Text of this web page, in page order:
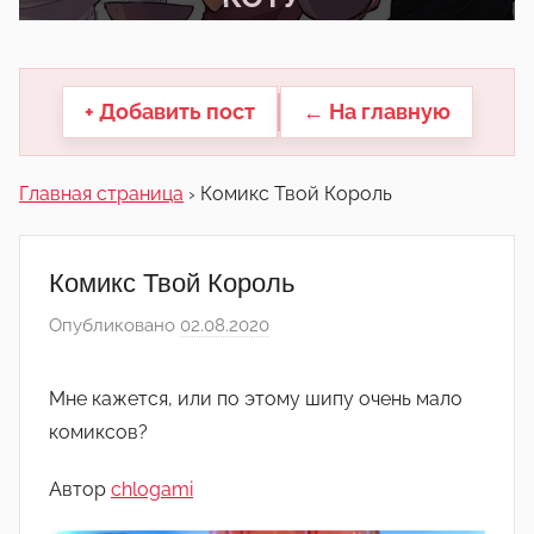
другие.
+ Добавить пост ← На главную
Главная страница › Комикс Твой Король
Комикс Твой Король
Опубликовано 02.08.2020
Мне кажется, или по этому шипу очень мало
комиксов?
Автор chlogami